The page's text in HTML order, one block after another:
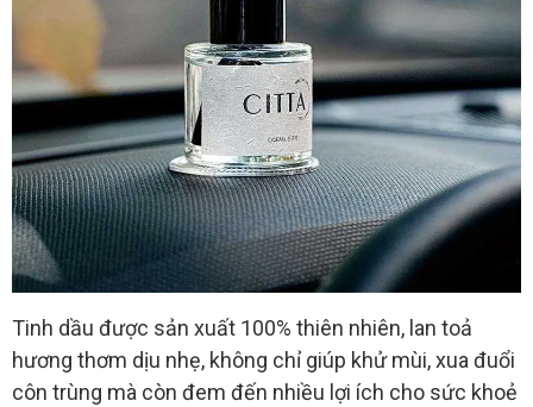
Tinh dầu được sản xuất 100% thiên nhiên, lan toả
hương thơm dịu nhẹ, không chỉ giúp khử mùi, xua đuổi
côn trùng mà còn đem đến nhiều lợi ích cho sức khoẻ